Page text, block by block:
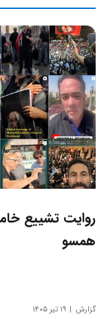
روایت تشییع
همسو
گزارش ۱۹ تیر ۱۴۰۵